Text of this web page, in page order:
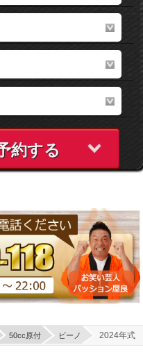
約する
50cc原付 ビーノ 2024年式